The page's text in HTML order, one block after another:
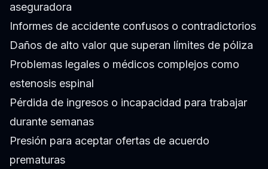
aseguradora
Informes de accidente confusos o contradictorios
Daños de alto valor que superan límites de póliza
Problemas legales o médicos complejos como
estenosis espinal
Pérdida de ingresos o incapacidad para trabajar
durante semanas
Presión para aceptar ofertas de acuerdo
prematuras